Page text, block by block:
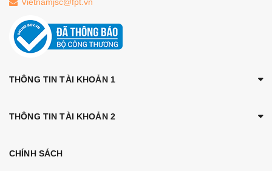
THÔNG TIN TÀI KHOẢN 1
THÔNG TIN TÀI KHOẢN 2
CHÍNH SÁCH